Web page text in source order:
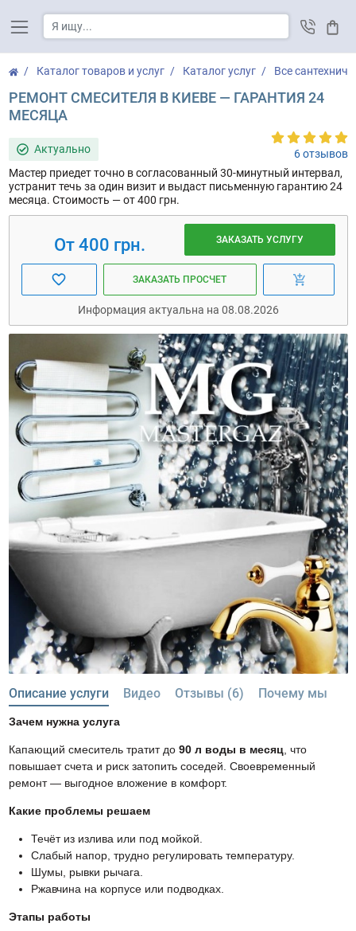
Каталог товаров и услуг Каталог услуг Все
РЕМОНТ СМЕСИТЕЛЯ В КИЕВЕ — ГАРАНТИЯ 24
МЕСЯЦА
Актуально
6 отзывов
Мастер приедет точно в согласованный 30-минутный интервал,
устранит течь за один визит и выдаст письменную гарантию 24
месяца. Стоимость — от 400 грн.
От 400 грн. ЗАКАЗАТЬ УСЛУГУ
ЗАКАЗАТЬ ПРОСЧЕТ
Информация актуальна на 08.08.2026
Описание услуги Видео Отзывы (6) Почему мы
Зачем нужна услуга
Капающий смеситель тратит до 90 л воды в месяц, что
повышает счета и риск затопить соседей. Своевременный
ремонт — выгодное вложение в комфорт.
Какие проблемы решаем
Течёт из излива или под мойкой.
Слабый напор, трудно регулировать температуру.
Шумы, рывки рычага.
Ржавчина на корпусе или подводках.
Этапы работы